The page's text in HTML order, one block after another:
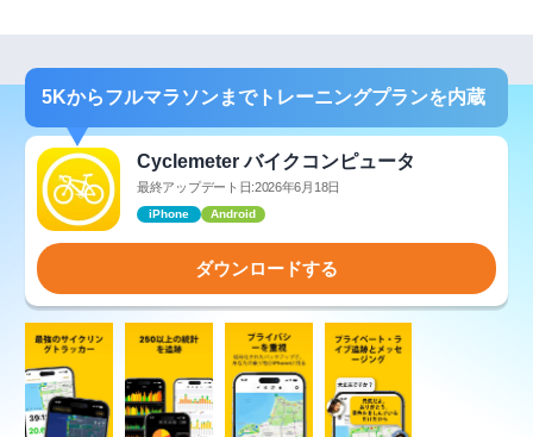
5Kからフルマラソンまでトレーニングプランを内蔵
Cyclemeter バイクコンピュータ
最終アップデート日:2026年6月18日
iPhone Android
ダウンロードする